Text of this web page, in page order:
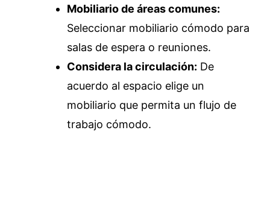
Mobiliario de áreas comunes:
Seleccionar mobiliario cómodo para
salas de espera o reuniones.
Considera la circulación: De
acuerdo al espacio elige un
mobiliario que permita un flujo de
trabajo cómodo.